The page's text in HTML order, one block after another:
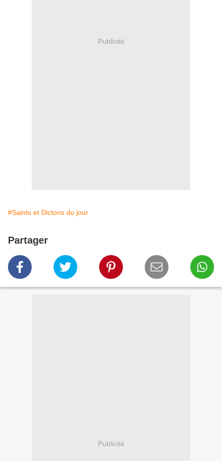
Publicité
#Saints et Dictons du jour
Partager
Publicité